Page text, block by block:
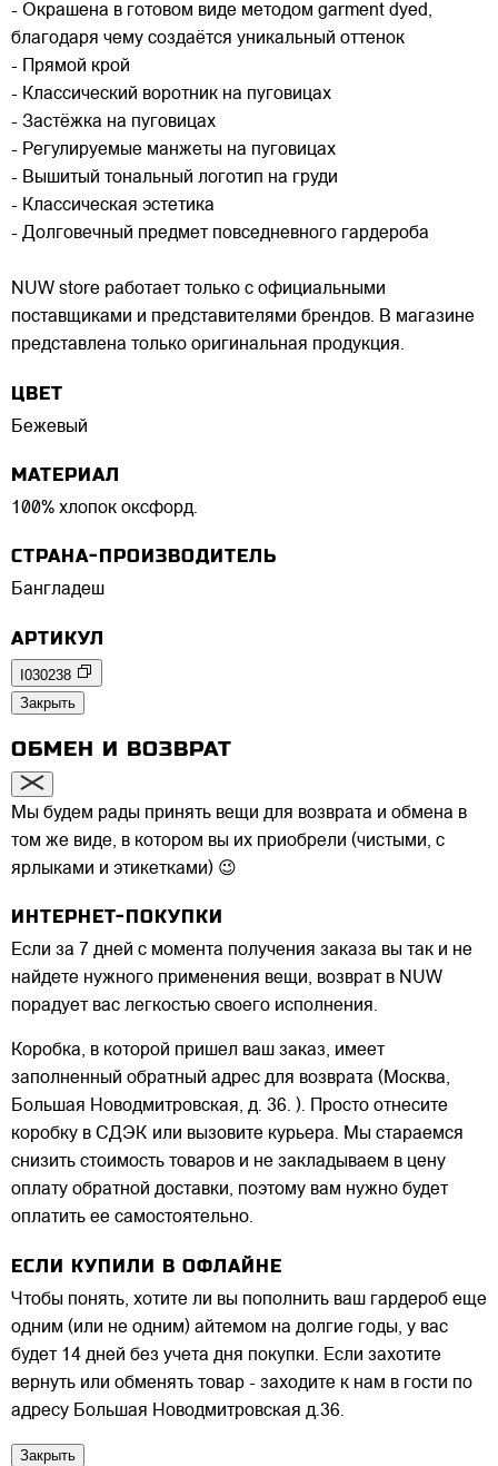
- Окрашена в готовом виде методом garment dyed,
благодаря чему создаётся уникальный оттенок
- Прямой крой
- Классический воротник на пуговицах
- Застёжка на пуговицах
- Регулируемые манжеты на пуговицах
- Вышитый тональный логотип на груди
- Классическая эстетика
- Долговечный предмет повседневного гардероба
NUW store работает только с официальными
поставщиками и представителями брендов. В магазине
представлена только оригинальная продукция.
ЦВЕТ
Бежевый
МАТЕРИАЛ
100% хлопок оксфорд.
СТРАНА-ПРОИЗВОДИТЕЛЬ
Бангладеш
АРТИКУЛ
I030238
Закрыть
ОБМЕН И ВОЗВРАТ
Мы будем рады принять вещи для возврата и обмена в
том же виде, в котором вы их приобрели (чистыми, с
ярлыками и этикетками) 😉
ИНТЕРНЕТ-ПОКУПКИ
Если за 7 дней с момента получения заказа вы так и не
найдете нужного применения вещи, возврат в NUW
порадует вас легкостью своего исполнения.
Коробка, в которой пришел ваш заказ, имеет
заполненный обратный адрес для возврата (Москва,
Большая Новодмитровская, д. 36. ). Просто отнесите
коробку в СДЭК или вызовите курьера. Мы стараемся
снизить стоимость товаров и не закладываем в цену
оплату обратной доставки, поэтому вам нужно будет
оплатить ее самостоятельно.
ЕСЛИ КУПИЛИ В ОФЛАЙНЕ
Чтобы понять, хотите ли вы пополнить ваш гардероб еще
одним (или не одним) айтемом на долгие годы, у вас
будет 14 дней без учета дня покупки. Если захотите
вернуть или обменять товар - заходите к нам в гости по
адресу Большая Новодмитровская д.36.
Закрыть